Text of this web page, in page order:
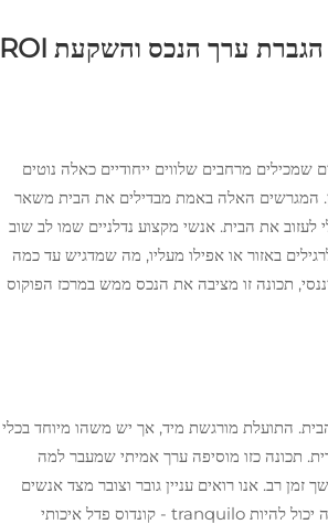
הגברת ערך הנכס והשקעת ROI
מרחבים שלווים ייחודיים כאלה נוטים
המגרשים האלה באמת מבדילים את הבית משאר
את הבית. אנשי מקצוע נדלניים שמו לב שוב
באזור או אפילו מעליו, מה שמדגיש עד כמה
תכונה זו מציבה את הנכס ממש במרכז הפוקוס
התועלת מורגשת מיד, אך יש משהו מיוחד בכלי
תכונה כזו מוסיפה ערך אמיתי שמעבר למה
רב. אנו רואים עניין גובר וצובר מצד אנשים
ביתיים המציעים מרחבים שמזמינים לנוחות ובידור. לכן, כל מי ששוקל שדרוג שכזה יכול להיות tranquilo - קונדוס פדל איכותי